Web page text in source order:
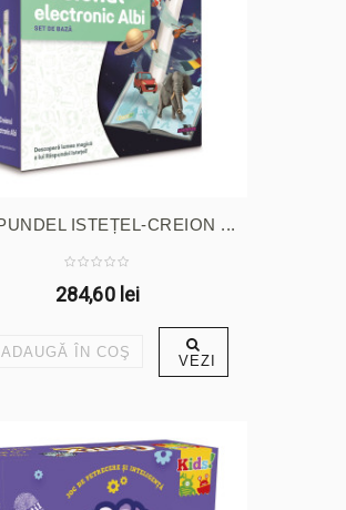
ISTEȚEL-CREION ...
284,60 lei
ADAUGĂ ÎN COŞ VEZI